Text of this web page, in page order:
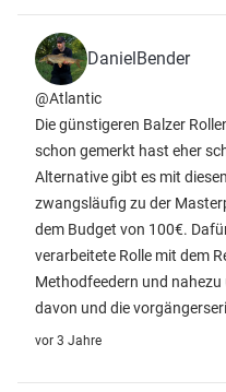
DanielBender
@Atlantic
Die günstigeren Balzer
schon gemerkt hast eher
Alternative gibt es mit
zwangsläufig zu der
dem Budget von 100€.
verarbeitete Rolle mit dem
Methodfeedern und
davon und die
vor 3 Jahre